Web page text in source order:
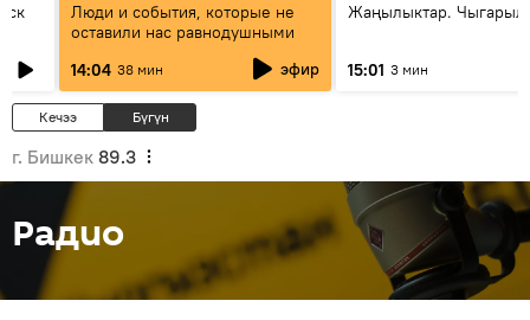
Люди и события, которые не
оставили нас равнодушными
14:04 38 мин эфир
Жаңылыктар.
15:01 3 мин
Кечээ Бүгүн
г. Бишкек 89.3
Радио